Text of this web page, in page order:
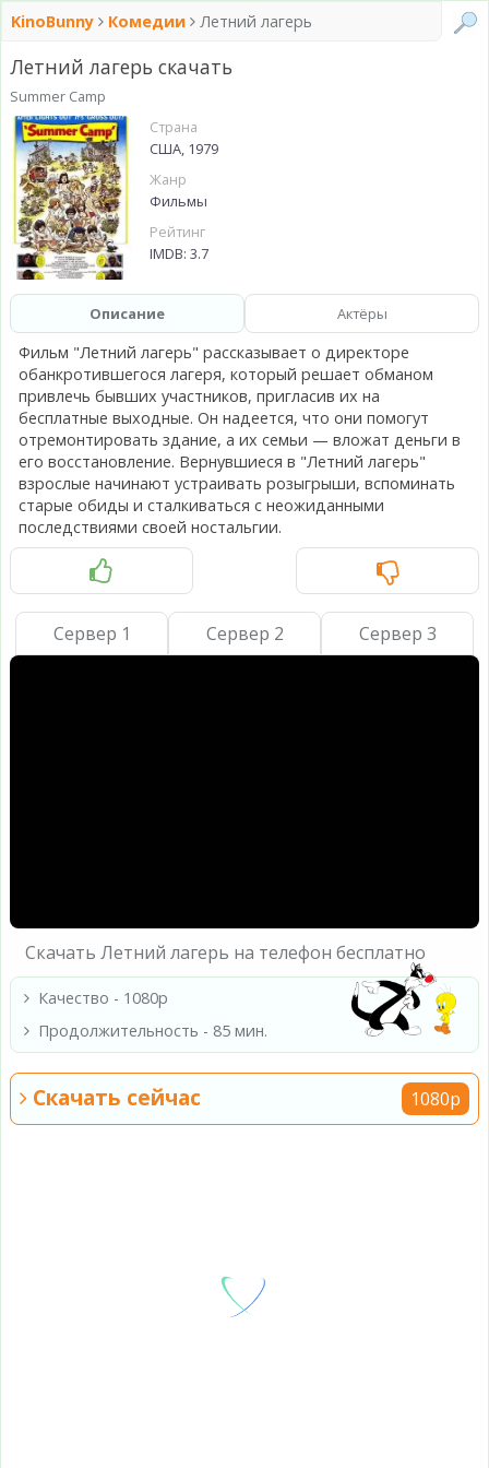
KinoBunny Комедии Летний лагерь
Летний лагерь скачать
Summer Camp
Страна
США, 1979
Жанр
Фильмы
Рейтинг
IMDB: 3.7
Описание Актёры
Фильм "Летний лагерь" рассказывает о директоре
обанкротившегося лагеря, который решает обманом
привлечь бывших участников, пригласив их на
бесплатные выходные. Он надеется, что они помогут
отремонтировать здание, а их семьи — вложат деньги в
его восстановление. Вернувшиеся в "Летний лагерь"
взрослые начинают устраивать розыгрыши, вспоминать
старые обиды и сталкиваться с неожиданными
последствиями своей ностальгии.
Сервер 1 Сервер 2 Сервер 3
Скачать Летний лагерь на телефон бесплатно
Качество - 1080p
Продолжительность - 85 мин.
Скачать сейчас 1080p